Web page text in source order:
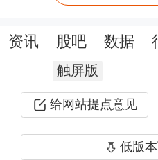
要求。
资讯 股吧 数据
触屏版
给网站提点意见
低版